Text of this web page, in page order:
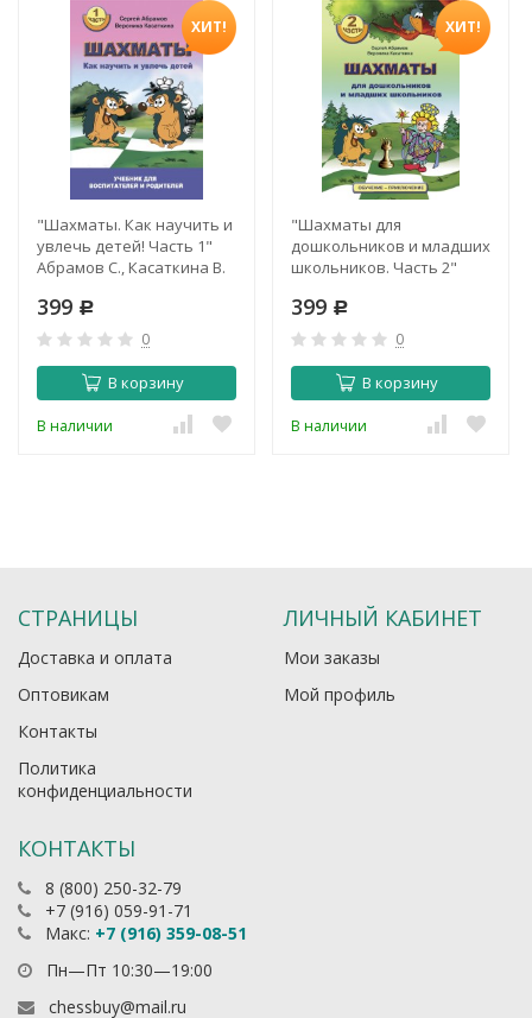
ХИТ!
"Шахматы. Как научить и
увлечь детей! Часть 1"
Абрамов С., Касаткина В.
399 Р
0
В корзину
В наличии
ХИТ!
"Шахматы для
дошкольников и младших
школьников. Часть 2"
(учебник + рабочая
тетрадь)
399 Р
0
В корзину
В наличии
СТРАНИЦЫ
Доставка и оплата
Оптовикам
Контакты
Политика
конфиденциальности
ЛИЧНЫЙ КАБИНЕТ
Мои заказы
Мой профиль
КОНТАКТЫ
8 (800) 250-32-79
+7 (916) 059-91-71
Макс: +7 (916) 359-08-51
Пн—Пт 10:30—19:00
chessbuy@mail.ru